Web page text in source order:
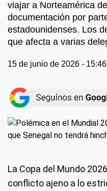
viajar a Norteamérica
documentación por
estadounidenses. Los
que afecta a varias
15 de junio de 2026 - 15:46
La Copa del Mundo
conflicto ajeno a lo